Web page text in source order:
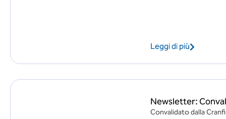
Leggi di più
Newsletter:
Convalidato dalla